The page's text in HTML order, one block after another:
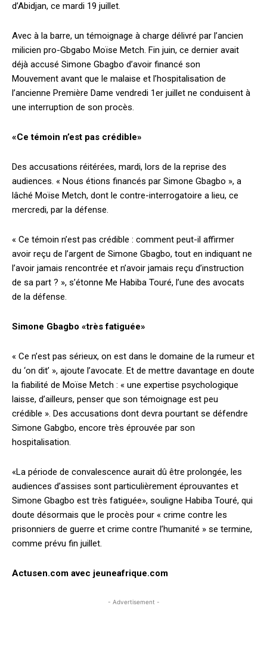
d’Abidjan, ce mardi 19 juillet.
Avec à la barre, un témoignage à charge délivré par l’ancien
milicien pro-Gbgabo Moïse Metch. Fin juin, ce dernier avait
déjà accusé Simone Gbagbo d’avoir financé son
Mouvement avant que le malaise et l’hospitalisation de
l’ancienne Première Dame vendredi 1er juillet ne conduisent à
une interruption de son procès.
«Ce témoin n’est pas crédible»
Des accusations réitérées, mardi, lors de la reprise des
audiences. « Nous étions financés par Simone Gbagbo », a
lâché Moïse Metch, dont le contre-interrogatoire a lieu, ce
mercredi, par la défense.
« Ce témoin n’est pas crédible : comment peut-il affirmer
avoir reçu de l’argent de Simone Gbagbo, tout en indiquant ne
l’avoir jamais rencontrée et n’avoir jamais reçu d’instruction
de sa part ? », s’étonne Me Habiba Touré, l’une des avocats
de la défense.
Simone Gbagbo «très fatiguée»
« Ce n’est pas sérieux, on est dans le domaine de la rumeur et
du ‘on dit’ », ajoute l’avocate. Et de mettre davantage en doute
la fiabilité de Moïse Metch : « une expertise psychologique
laisse, d’ailleurs, penser que son témoignage est peu
crédible ». Des accusations dont devra pourtant se défendre
Simone Gabgbo, encore très éprouvée par son
hospitalisation.
«La période de convalescence aurait dû être prolongée, les
audiences d’assises sont particulièrement éprouvantes et
Simone Gbagbo est très fatiguée», souligne Habiba Touré, qui
doute désormais que le procès pour « crime contre les
prisonniers de guerre et crime contre l’humanité » se termine,
comme prévu fin juillet.
Actusen.com avec jeuneafrique.com
- Advertisement -